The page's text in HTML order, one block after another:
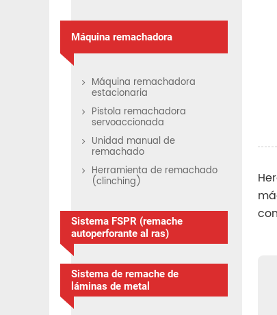
Máquina remachadora
Máquina remachadora
estacionaria
Pistola remachadora
servoaccionada
Unidad manual de
remachado
Herramienta de remachado
(clinching)
Sistema FSPR (remache
autoperforante al ras)
Sistema de remache de
láminas de metal